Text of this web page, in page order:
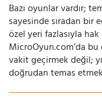
Bazı oyunlar vardır;
sayesinde sıradan bir
özel yeri fazlasıyla
MicroOyun.com’da
vakit geçirmek değil;
doğrudan temas